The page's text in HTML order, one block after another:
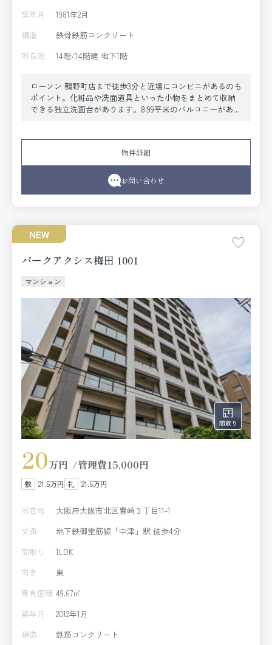
築年月
1981年2月
構造
鉄骨鉄筋コンクリート
所在階
14階/14階建 地下1階
ローソン 鶴野町店まで徒歩3分と近場にコンビニがあるのも
ポイント。化粧品や洗面道具といった小物をまとめて収納
できる独立洗面台があります。8.99平米のバルコニーがある
境が魅力の月17万円の物件。当社スタッフの豊富な経験か
ら、住まい探しに関するお問い合わせを受け付けておりま
す。お客様のニーズにお応えできるよう努めて参りますの
で、まずはお気軽にご連絡下さい。
物件詳細
お問い合わせ
NEW
パークアクシス梅田 1001
マンション
20万円 管理費15,000円
21.5万円 21.5万円
所在地
大阪府大阪市北区豊崎３丁目11-1
交通
地下鉄御堂筋線「中津」駅 徒歩4分
間取り
1LDK
向き
東
専有面積 49.67㎡
築年月
2012年1月
構造
鉄筋コンクリート